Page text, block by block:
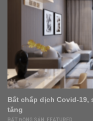
Bất chấp dịch Covid-
tăng
BẤT ĐỘNG SẢN FEATURED